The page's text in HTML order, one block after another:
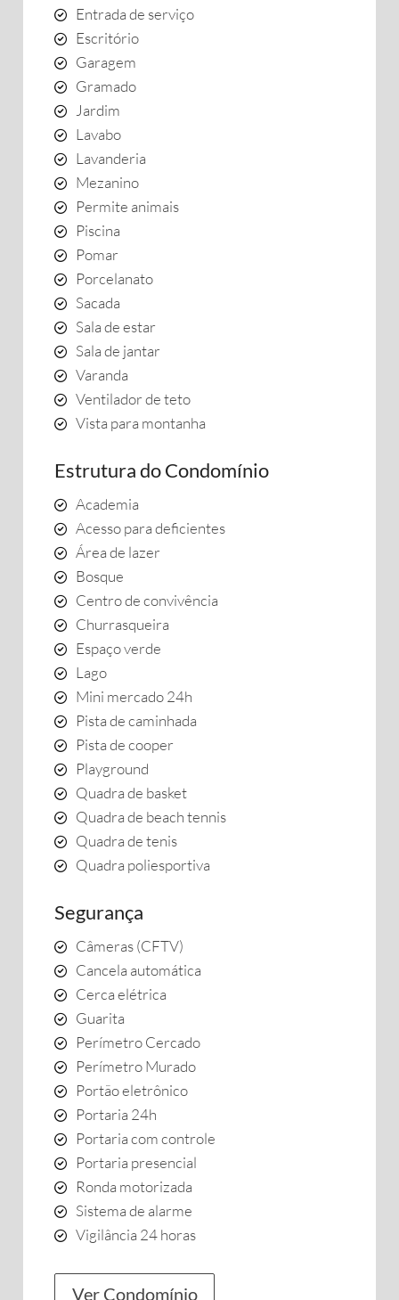
Entrada de serviço
Escritório
Garagem
Gramado
Jardim
Lavabo
Lavanderia
Mezanino
Permite animais
Piscina
Pomar
Porcelanato
Sacada
Sala de estar
Sala de jantar
Varanda
Ventilador de teto
Vista para montanha
Estrutura do Condomínio
Academia
Acesso para deficientes
Área de lazer
Bosque
Centro de convivência
Churrasqueira
Espaço verde
Lago
Mini mercado 24h
Pista de caminhada
Pista de cooper
Playground
Quadra de basket
Quadra de beach tennis
Quadra de tenis
Quadra poliesportiva
Segurança
Câmeras (CFTV)
Cancela automática
Cerca elétrica
Guarita
Perímetro Cercado
Perímetro Murado
Portão eletrônico
Portaria 24h
Portaria com controle
Portaria presencial
Ronda motorizada
Sistema de alarme
Vigilância 24 horas
Ver Condomínio